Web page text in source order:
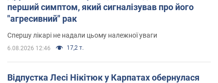
перший симптом, який сигналізував про його
"агресивний" рак
Спершу лікарі не надали цьому належної уваги
6.08.2026 12:46 17,2 т.
Відпустка Лесі Нікітюк у Карпатах обернулася